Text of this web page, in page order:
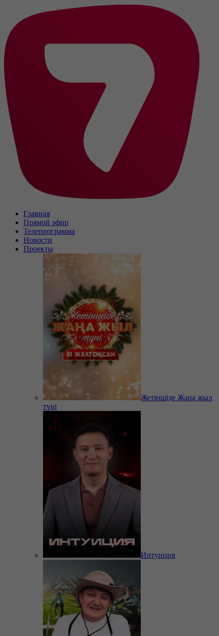
Главная
Прямой эфир
Телепрограмма
Новости
Проекты
Жетіншіде Жаңа жыл
түні
Интуиция